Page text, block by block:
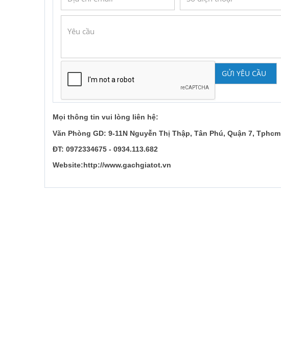
GỬI YÊU CẦU
Mọi thông tin vui lòng liên hệ:
Văn Phòng GD: 9-11N Nguyễn Thị Thập, Tân Phú, Quận 7, Tphcm
ĐT: 0972334675 - 0934.113.682
Website:http://www.gachgiatot.vn